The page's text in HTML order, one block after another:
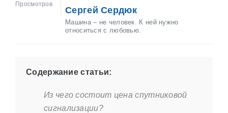
Просмотров
Сергей Сердюк
Машина – не человек. К ней нужно
относиться с любовью.
Содержание статьи:
Из чего состоит цена спутниковой
сигнализации?